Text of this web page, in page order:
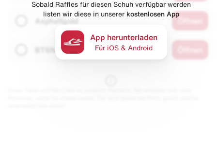
Asphaltgold
Sobald Raffles für diesen Schuh verfügbar werden
listen wir diese in unserer kostenlosen App
App herunterladen
Für iOS & Android